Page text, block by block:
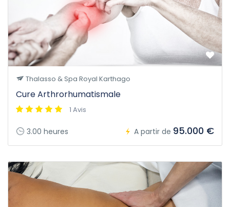
Thalasso & Spa Royal Karthago
Cure Arthrorhumatismale
1 Avis
3.00 heures A partir de 95.000 €